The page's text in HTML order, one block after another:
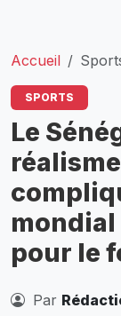
Accueil
SPORTS
Le
mondial
pour le
Par